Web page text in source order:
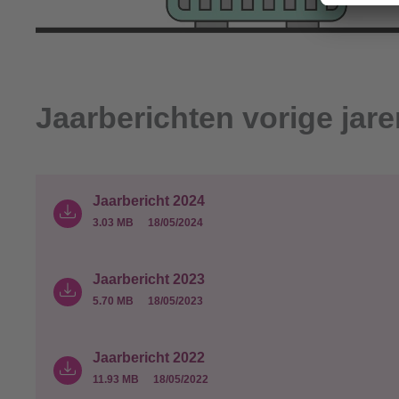
Jaarberichten vorige
Jaarbericht 2024
3.03 MB 18/05/2024
Jaarbericht 2023
5.70 MB 18/05/2023
Jaarbericht 2022
11.93 MB 18/05/2022